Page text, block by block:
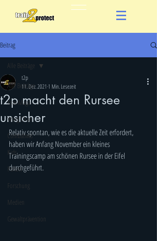
Beitrag
Alle Beiträge
Krav Maga
Wing Chun
Combatives
Kids
Polizei
Forschung
Medien
Gewaltprävention
Alle Beiträge
t2p macht den Rursee
unsicher
t2p
11. Dez. 2021 1 Min. Lesezeit
Relativ spontan, wie es die aktuelle Zeit erfordert,
haben wir Anfang November ein kleines
Trainingscamp am schönen Rursee in der Eifel
durchgeführt.